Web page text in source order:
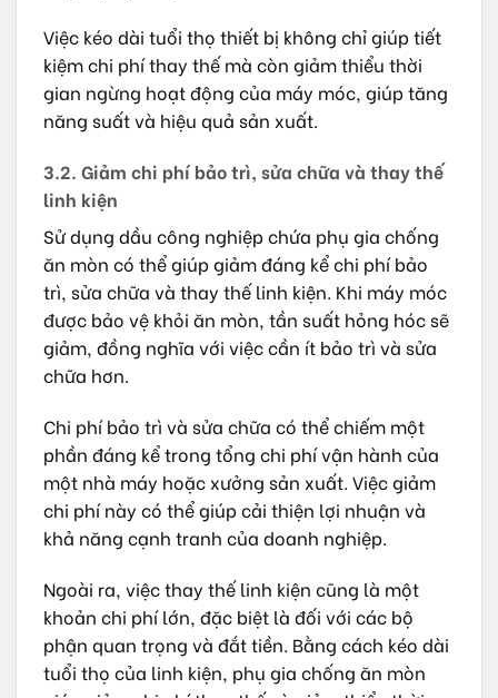
Việc kéo dài tuổi thọ thiết bị không chỉ giúp tiết
kiệm chi phí thay thế mà còn giảm thiểu thời
gian ngừng hoạt động của máy móc, giúp tăng
năng suất và hiệu quả sản xuất.
3.2. Giảm chi phí bảo trì, sửa chữa và thay thế
linh kiện
Sử dụng dầu công nghiệp chứa phụ gia chống
ăn mòn có thể giúp giảm đáng kể chi phí bảo
trì, sửa chữa và thay thế linh kiện. Khi máy móc
được bảo vệ khỏi ăn mòn, tần suất hỏng hóc sẽ
giảm, đồng nghĩa với việc cần ít bảo trì và sửa
chữa hơn.
Chi phí bảo trì và sửa chữa có thể chiếm một
phần đáng kể trong tổng chi phí vận hành của
một nhà máy hoặc xưởng sản xuất. Việc giảm
chi phí này có thể giúp cải thiện lợi nhuận và
khả năng cạnh tranh của doanh nghiệp.
Ngoài ra, việc thay thế linh kiện cũng là một
khoản chi phí lớn, đặc biệt là đối với các bộ
phận quan trọng và đắt tiền. Bằng cách kéo dài
tuổi thọ của linh kiện, phụ gia chống ăn mòn